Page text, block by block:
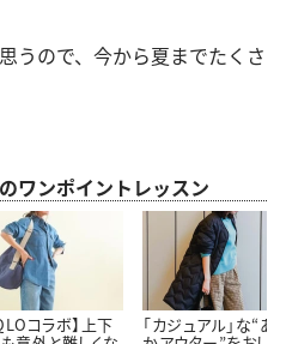
うので、今から夏までたくさ
ワンポイントレッスン
コラボ】上下 「カジュアル」な“あ